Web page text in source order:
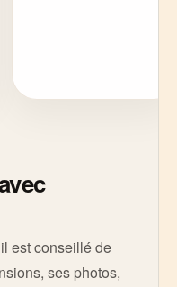
est conseillé de
ses photos,